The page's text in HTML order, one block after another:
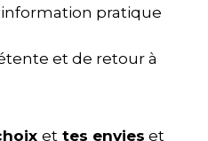
pratique
et de retour à
ettes envies et